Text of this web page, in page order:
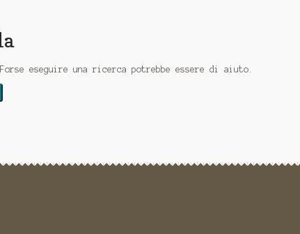
eseguire una ricerca potrebbe essere di aiuto.